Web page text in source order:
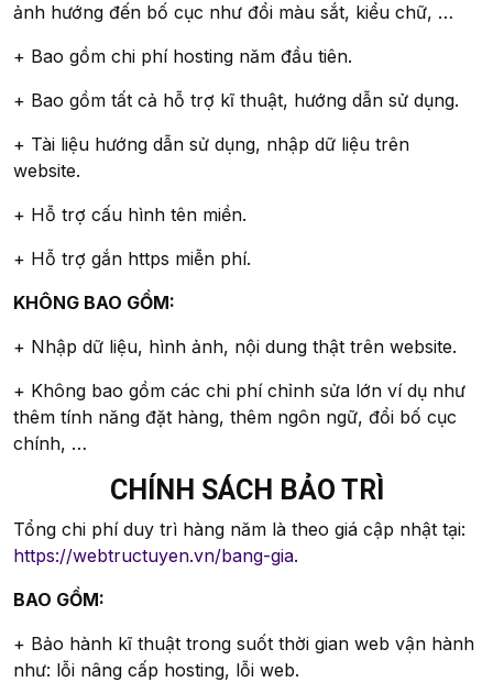
ảnh hướng đến bố cục như đổi màu sắt, kiểu chữ, …
+ Bao gồm chi phí hosting năm đầu tiên.
+ Bao gồm tất cả hỗ trợ kĩ thuật, hướng dẫn sử dụng.
+ Tài liệu hướng dẫn sử dụng, nhập dữ liệu trên
website.
+ Hỗ trợ cấu hình tên miền.
+ Hỗ trợ gắn https miễn phí.
KHÔNG BAO GỒM:
+ Nhập dữ liệu, hình ảnh, nội dung thật trên website.
+ Không bao gồm các chi phí chỉnh sửa lớn ví dụ như
thêm tính năng đặt hàng, thêm ngôn ngữ, đổi bố cục
chính, …
CHÍNH SÁCH BẢO TRÌ
Tổng chi phí duy trì hàng năm là theo giá cập nhật tại:
https://webtructuyen.vn/bang-gia.
BAO GỒM:
+ Bảo hành kĩ thuật trong suốt thời gian web vận hành
như: lỗi nâng cấp hosting, lỗi web.